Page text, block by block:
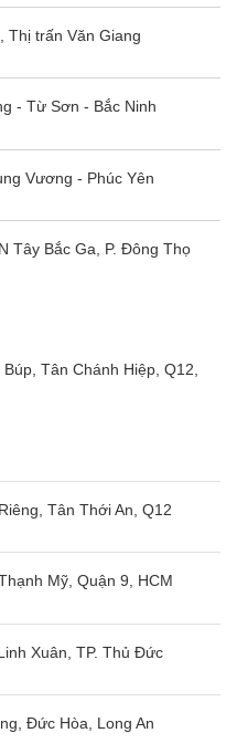
Thị trấn Văn Giang
- Từ Sơn - Bắc Ninh
Vương - Phúc Yên
Tây Bắc Ga, P. Đông Thọ
Tân Chánh Hiệp, Q12,
Tân Thới An, Q12
Mỹ, Quận 9, HCM
Xuân, TP. Thủ Đức
Đức Hòa, Long An